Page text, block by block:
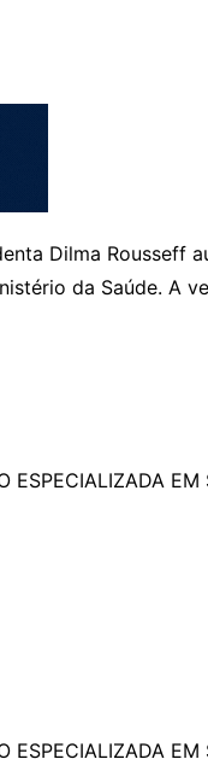
Dilma Rousseff
da Saúde. A
ESPECIALIZADA EM
ESPECIALIZADA EM